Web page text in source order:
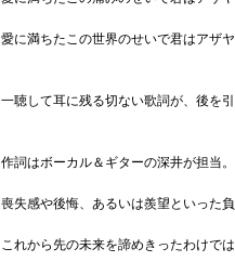
愛に満ちたこの世界のせいで君はアザ
一聴して耳に残る切ない歌詞が、後を引
作詞はボーカル＆ギターの深井が担当。
喪失感や後悔、あるいは羨望といった
これから先の未来を諦めきったわけで